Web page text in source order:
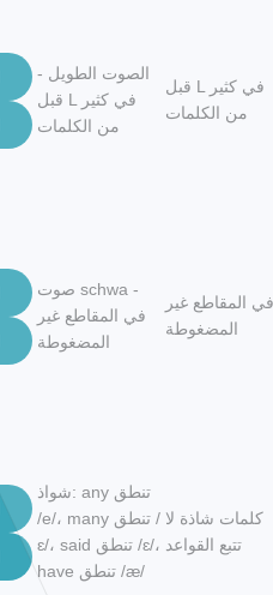
الصوت الطويل -
قبل L في كثير
من الكلمات
قبل L في كثير
من الكلمات
صوت schwa -
في المقاطع غير
المضغوطة
في المقاطع غير
المضغوطة
شواذ: any تنطق
/e/، many تنطق /
ɛ/، said تنطق /ɛ/،
have تنطق /æ/
كلمات شاذة لا
تتبع القواعد